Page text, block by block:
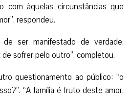
com àquelas circunstâncias que
respondeu.
ser manifestado de verdade,
sofrer pelo outro”, completou.
questionamento ao público: “o
“A família é fruto deste amor.